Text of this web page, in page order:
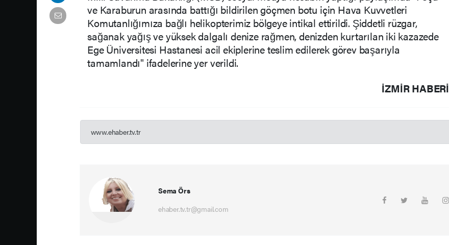
ve Karaburun arasında battığı bildirilen göçmen botu için Hava Kuvvetleri
Komutanlığımıza bağlı helikopterimiz bölgeye intikal ettirildi. Şiddetli rüzgar,
sağanak yağış ve yüksek dalgalı denize rağmen, denizden kurtarılan iki kazazede
Ege Üniversitesi Hastanesi acil ekiplerine teslim edilerek görev başarıyla
tamamlandı" ifadelerine yer verildi.
İZMIR HABERİ
www.ehaber.tv.tr
Sema Örs
ehaber.tv.tr@gmail.com